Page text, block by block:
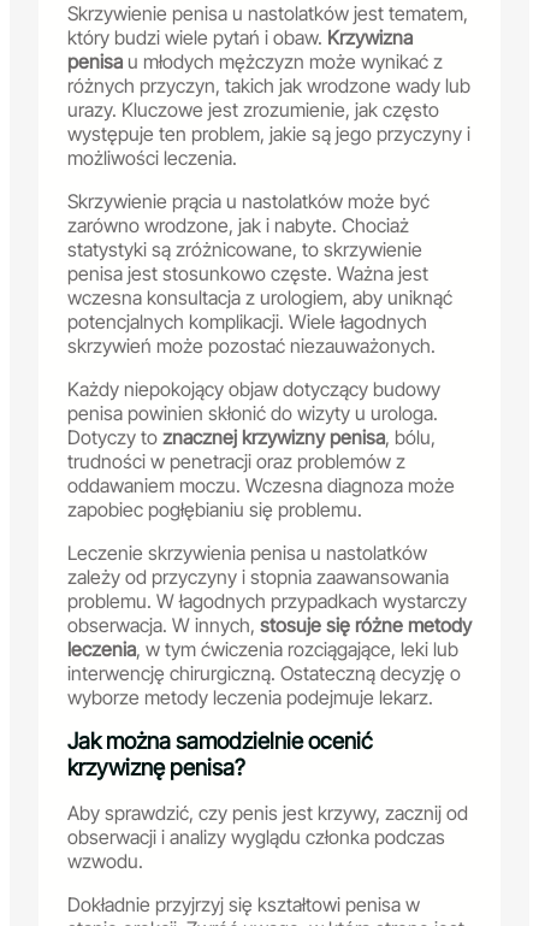
Skrzywienie penisa u nastolatków jest tematem,
który budzi wiele pytań i obaw. Krzywizna
penisa u młodych mężczyzn może wynikać z
różnych przyczyn, takich jak wrodzone wady lub
urazy. Kluczowe jest zrozumienie, jak często
występuje ten problem, jakie są jego przyczyny i
możliwości leczenia.
Skrzywienie prącia u nastolatków może być
zarówno wrodzone, jak i nabyte. Chociaż
statystyki są zróżnicowane, to skrzywienie
penisa jest stosunkowo częste. Ważna jest
wczesna konsultacja z urologiem, aby uniknąć
potencjalnych komplikacji. Wiele łagodnych
skrzywień może pozostać niezauważonych.
Każdy niepokojący objaw dotyczący budowy
penisa powinien skłonić do wizyty u urologa.
Dotyczy to znacznej krzywizny penisa, bólu,
trudności w penetracji oraz problemów z
oddawaniem moczu. Wczesna diagnoza może
zapobiec pogłębianiu się problemu.
Leczenie skrzywienia penisa u nastolatków
zależy od przyczyny i stopnia zaawansowania
problemu. W łagodnych przypadkach wystarczy
obserwacja. W innych, stosuje się różne metody
leczenia, w tym ćwiczenia rozciągające, leki lub
interwencję chirurgiczną. Ostateczną decyzję o
wyborze metody leczenia podejmuje lekarz.
Jak można samodzielnie ocenić
krzywiznę penisa?
Aby sprawdzić, czy penis jest krzywy, zacznij od
obserwacji i analizy wyglądu członka podczas
wzwodu.
Dokładnie przyjrzyj się kształtowi penisa w